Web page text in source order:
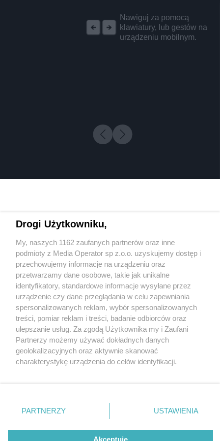
Nawiguj za pomocą
klawiatury, lub gestów na
urządzeniu mobilnym.
2 / 0
Wydawca mediów lokalnych
Nie zapomnij
zapoznać się z:
polityką prywatności regulamin korzystania z portali
Twojemiasto
Piekary Śląskie
Chorzów
Tarnowskie Góry
Gliwice
Skontakuj sięz nami
Kontakt
Wydawca
Redakcja
Drogi Użytkowniku,
My, naszych 1162 zaufanych partnerów oraz inne
podmioty z Media Operator sp z.o.o. uzyskujemy dostęp i
przechowujemy informacje na urządzeniu oraz
przetwarzamy dane osobowe, takie jak unikalne
identyfikatory, standardowe informacje wysyłane przez
urządzenie czy dane przeglądania w celu zapewniania
spersonalizowanych reklam, wybór spersonalizowanych
treści, pomiar reklam i treści, badanie odbiorców oraz
ulepszanie usług. Za zgodą Użytkownika my i Zaufani
Partnerzy możemy używać dokładnych danych
geolokalizacyjnych oraz aktywnie skanować
charakterystykę urządzenia do celów identyfikacji.
zmienić/wycofać klikając przycisk ustawień prywatności
znajdujący się w lewym dolnym rogu strony
rodzaje przetwarzania danych nie wymagają zgody
użytkownika, ale masz prawo sprzeciwić się takiemu
PARTNERZY USTAWIENIA
Akceptuję